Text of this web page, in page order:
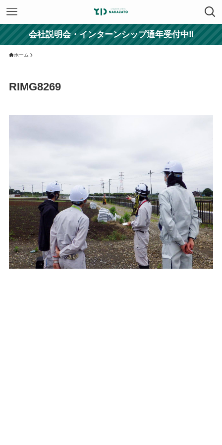
会社説明会・インターンシップ通年受付中‼
ホーム
RIMG8269